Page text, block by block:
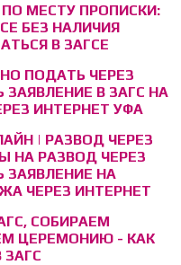
МЕСТУ ПРОПИСКИ:
БЕЗ НАЛИЧИЯ
В ЗАГСЕ
ПОДАТЬ ЧЕРЕЗ
В ЗАГС НА
ИНТЕРНЕТ УФА
| РАЗВОД ЧЕРЕЗ
НА РАЗВОД ЧЕРЕЗ
ЗАЯВЛЕНИЕ НА
ЧЕРЕЗ ИНТЕРНЕТ
СОБИРАЕМ
ЦЕРЕМОНИЮ - КАК